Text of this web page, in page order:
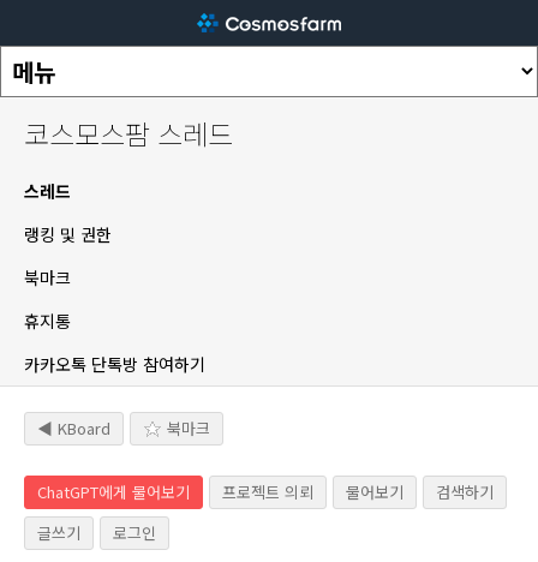
코스모스팜 스레드
스레드
랭킹 및 권한
북마크
휴지통
카카오톡 단톡방 참여하기
◀ KBoard 북마크
ChatGPT에게 물어보기 프로젝트 의뢰 물어보기
검색하기
글쓰기
로그인